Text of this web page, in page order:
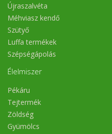
Újraszalvéta
Méhviasz kendő
Szütyő
Luffa termékek
Szépségápolás
Élelmiszer
Pékáru
Tejtermék
Zöldség
Gyümölcs